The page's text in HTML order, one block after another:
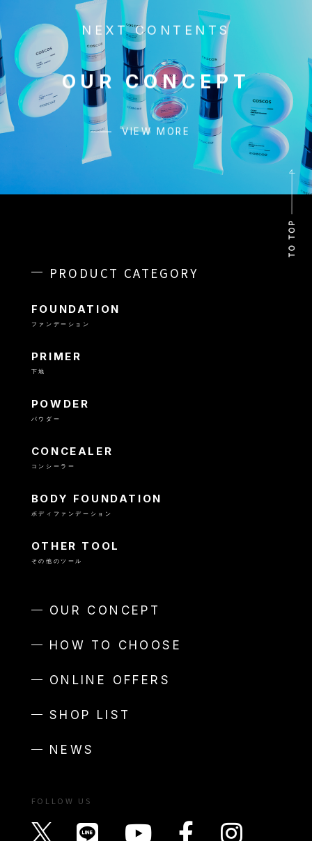
NEXT CONTENTS
OUR CONCEPT
VIEW MORE
PRODUCT CATEGORY
FOUNDATION
ファンデーション
PRIMER
下地
POWDER
パウダー
CONCEALER
コンシーラー
BODY FOUNDATION
ボディファンデーション
OTHER TOOL
その他のツール
OUR CONCEPT
HOW TO CHOOSE
ONLINE OFFERS
SHOP LIST
NEWS
FOLLOW US